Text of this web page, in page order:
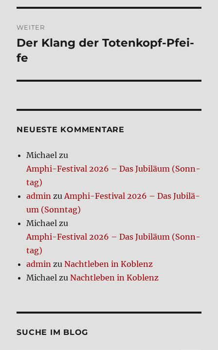
WEITER
Nächster
Beitrag:
Der Klang der Toten­kopf-Pfei­
fe
NEUE­STE KOM­MEN­TA­RE
Michael zu
Amphi-Festi­val 2026 – Das Jubi­lä­um (Sonn­
tag)
admin zuAmphi-Festi­val 2026 – Das Jubi­lä­
um (Sonn­tag)
Michael zu
Amphi-Festi­val 2026 – Das Jubi­lä­um (Sonn­
tag)
admin zuNacht­le­ben in Koblenz
Michael zuNacht­le­ben in Koblenz
SUCHE IM BLOG